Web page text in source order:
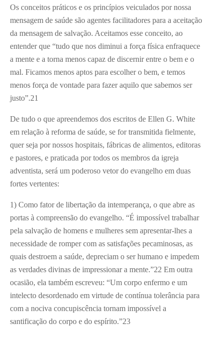
Os conceitos práticos e os princípios veiculados por nossa
mensagem de saúde são agentes facilitadores para a aceitação
da mensagem de salvação. Aceitamos esse conceito, ao
entender que “tudo que nos diminui a força física enfraquece
a mente e a torna menos capaz de discernir entre o bem e o
mal. Ficamos menos aptos para escolher o bem, e temos
menos força de vontade para fazer aquilo que sabemos ser
justo”.21
De tudo o que apreendemos dos escritos de Ellen G. White
em relação à reforma de saúde, se for transmitida fielmente,
quer seja por nossos hospitais, fábricas de alimentos, editoras
e pastores, e praticada por todos os membros da igreja
adventista, será um poderoso vetor do evangelho em duas
fortes vertentes:
1) Como fator de libertação da intemperança, o que abre as
portas à compreensão do evangelho. “É impossível trabalhar
pela salvação de homens e mulheres sem apresentar-lhes a
necessidade de romper com as satisfações pecaminosas, as
quais destroem a saúde, depreciam o ser humano e impedem
as verdades divinas de impressionar a mente.”22 Em outra
ocasião, ela também escreveu: “Um corpo enfermo e um
intelecto desordenado em virtude de contínua tolerância para
com a nociva concupiscência tornam impossível a
santificação do corpo e do espírito.”23